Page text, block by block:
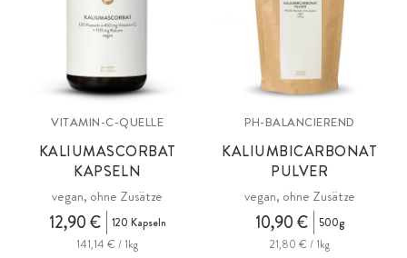
VITAMIN-C-QUELLE
KALIUMASCORBAT
KAPSELN
vegan, ohne Zusätze
12,90 €
120 Kapseln
141,14 € / 1kg
PH-BALANCIEREND
KALIUMBICARBONAT
PULVER
vegan, ohne Zusätze
10,90 €
500g
21,80 € / 1kg